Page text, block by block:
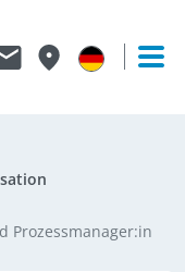
Prozessmanager:in